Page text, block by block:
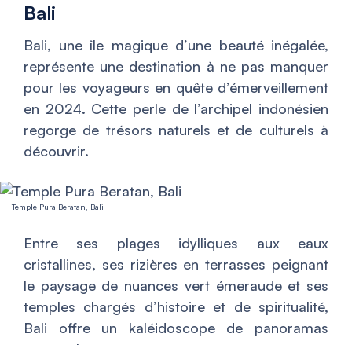
Bali
Bali, une île magique d’une beauté inégalée,
représente une destination à ne pas manquer
pour les voyageurs en quête d’émerveillement
en 2024. Cette perle de l’archipel indonésien
regorge de trésors naturels et de culturels à
découvrir.
Temple Pura Beratan, Bali
Entre ses plages idylliques aux eaux
cristallines, ses rizières en terrasses peignant
le paysage de nuances vert émeraude et ses
temples chargés d’histoire et de spiritualité,
Bali offre un kaléidoscope de panoramas